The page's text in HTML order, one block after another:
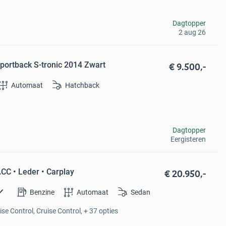
Dagtopper
2 aug 26
S-tronic 2014 Zwart € 9.500,-
Automaat Hatchback
Dagtopper
Eergisteren
• Leder • Carplay € 20.950,-
Benzine Automaat Sedan
Control, Cruise Control, + 37 opties